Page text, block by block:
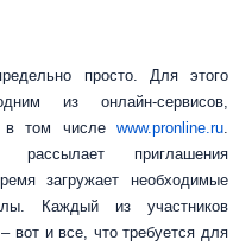
просто. Для этого
из онлайн-сервисов,
в том числе www.pronline.ru.
рассылает приглашения
загружает необходимые
Каждый из участников
вот и все, что требуется для